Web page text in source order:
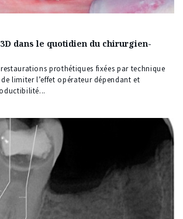
dans le quotidien du chirurgien-
restaurations prothétiques fixées par technique
limiter l’effet opérateur dépendant et